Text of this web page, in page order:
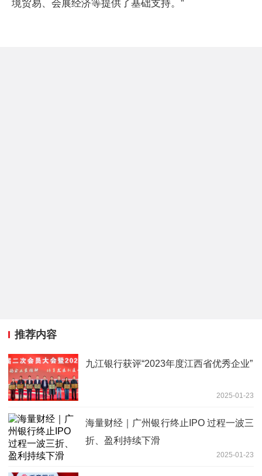
境贸易、会展经济等提供了基础支持。”
推荐内容
九江银行获评“2023年度江西省优秀企业”
2025-01-23
海量财经｜广州银行终止IPO 过程一波三
折、盈利持续下滑
2025-01-23